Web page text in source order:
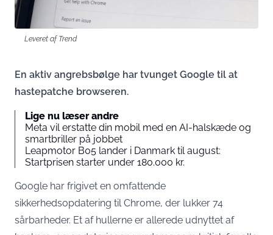
Leveret af Trend
En aktiv angrebsbølge har tvunget Google til at
hastepatche browseren.
Lige nu læser andre
Meta vil erstatte din mobil med en AI-halskæde og
smartbriller på jobbet
Leapmotor B05 lander i Danmark til august:
Startprisen starter under 180.000 kr.
Google har frigivet en omfattende
sikkerhedsopdatering til Chrome, der lukker 74
sårbarheder. Et af hullerne er allerede udnyttet af